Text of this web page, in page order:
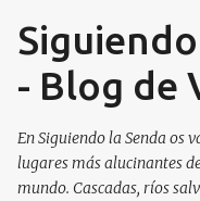
Ir al
- Blog de
En Siguiendo la Senda os
lugares más alucinantes
mundo. Cascadas, ríos